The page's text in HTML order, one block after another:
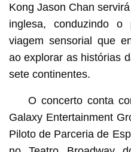
Kong Jason Chan
inglesa, conduzindo o
viagem sensorial que
ao explorar as histórias
sete continentes.
O concerto conta
Galaxy Entertainment
Piloto de Parceria de